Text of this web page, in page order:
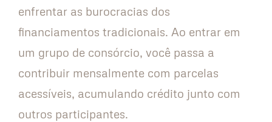
enfrentar as burocracias dos
financiamentos tradicionais. Ao entrar em
um grupo de consórcio, você passa a
contribuir mensalmente com parcelas
acessíveis, acumulando crédito junto com
outros participantes.